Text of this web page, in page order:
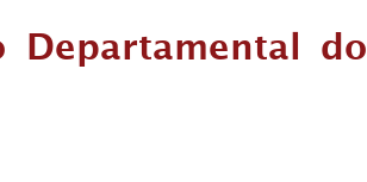
Departamental do